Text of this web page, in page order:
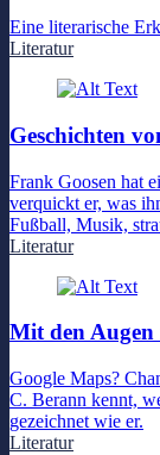
Eine literarische
Literatur
Geschichten
Frank Goosen hat
verquickt er, was
Fußball, Musik,
Literatur
Mit den Augen
Google Maps?
C. Berann kennt,
gezeichnet wie er.
Literatur